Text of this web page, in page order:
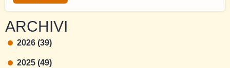
ARCHIVI
2026 (39)
2025 (49)